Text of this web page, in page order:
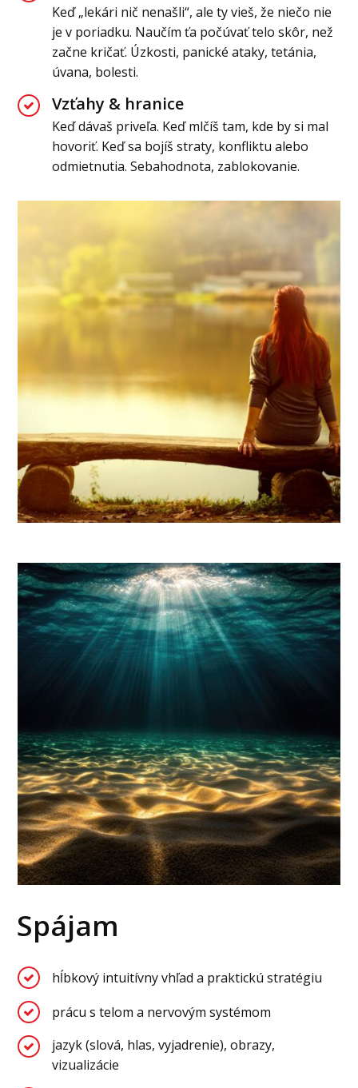
Keď „lekári nič nenašli“, ale ty vieš, že niečo nie
je v poriadku. Naučím ťa počúvať telo skôr, než
začne kričať. Úzkosti, panické ataky, tetánia,
úvana, bolesti.
Vzťahy & hranice
Keď dávaš priveľa. Keď mlčíš tam, kde by si mal
hovoriť. Keď sa bojíš straty, konfliktu alebo
odmietnutia. Sebahodnota, zablokovanie.
Spájam
hĺbkový intuitívny vhľad a praktickú stratégiu
prácu s telom a nervovým systémom
jazyk (slová, hlas, vyjadrenie), obrazy,
vizualizácie